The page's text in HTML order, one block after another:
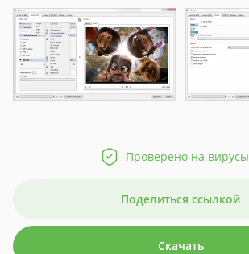
Проверено на вирусы
Поделиться ссылкой
Скачать